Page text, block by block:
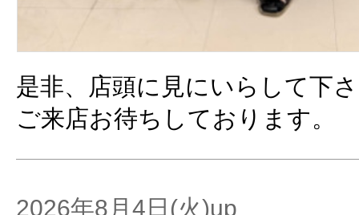
是非、店頭に見にいらして下
ご来店お待ちしております。
2026年8月4日(火)up